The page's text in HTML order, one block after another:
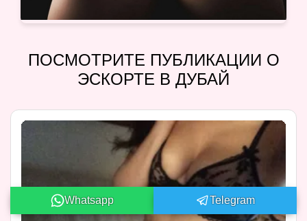
ПОСМОТРИТЕ ПУБЛИКАЦИИ О
ЭСКОРТЕ В ДУБАЙ
Whatsapp Telegram